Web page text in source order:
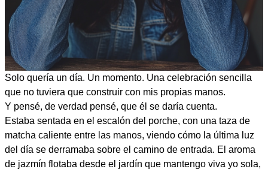
Solo quería un día. Un momento. Una celebración sencilla
que no tuviera que construir con mis propias manos.
Y pensé, de verdad pensé, que él se daría cuenta.
Estaba sentada en el escalón del porche, con una taza de
matcha caliente entre las manos, viendo cómo la última luz
del día se derramaba sobre el camino de entrada. El aroma
de jazmín flotaba desde el jardín que mantengo viva yo sola,